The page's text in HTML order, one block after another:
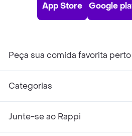
App Store Google
Peça sua comida favorita
Categorias
Junte-se ao Rappi